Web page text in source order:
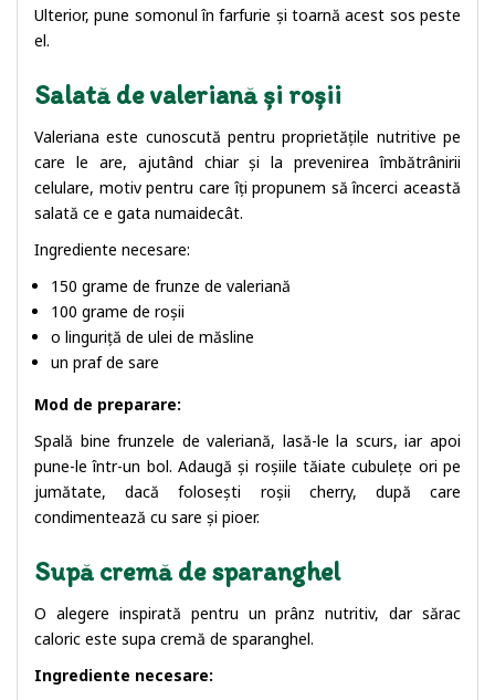
Ulterior, pune somonul în farfurie și toarnă acest sos peste
el.
Salată de valeriană și roșii
Valeriana este cunoscută pentru proprietățile nutritive pe
care le are, ajutând chiar și la prevenirea îmbătrânirii
celulare, motiv pentru care îți propunem să încerci această
salată ce e gata numaidecât.
Ingrediente necesare:
150 grame de frunze de valeriană
100 grame de roșii
o linguriță de ulei de măsline
un praf de sare
Mod de preparare:
Spală bine frunzele de valeriană, lasă-le la scurs, iar apoi
pune-le într-un bol. Adaugă și roșiile tăiate cubulețe ori pe
jumătate, dacă folosești roșii cherry, după care
condimentează cu sare și pioer.
Supă cremă de sparanghel
O alegere inspirată pentru un prânz nutritiv, dar sărac
caloric este supa cremă de sparanghel.
Ingrediente necesare: